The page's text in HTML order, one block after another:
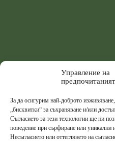
Управление на
За да осигурим най-доброто
„бисквитки“ за съхраняване и/или
Съгласието за тези технологии ще ни
поведение при сърфиране или уникални
Несъгласието или оттеглянето на